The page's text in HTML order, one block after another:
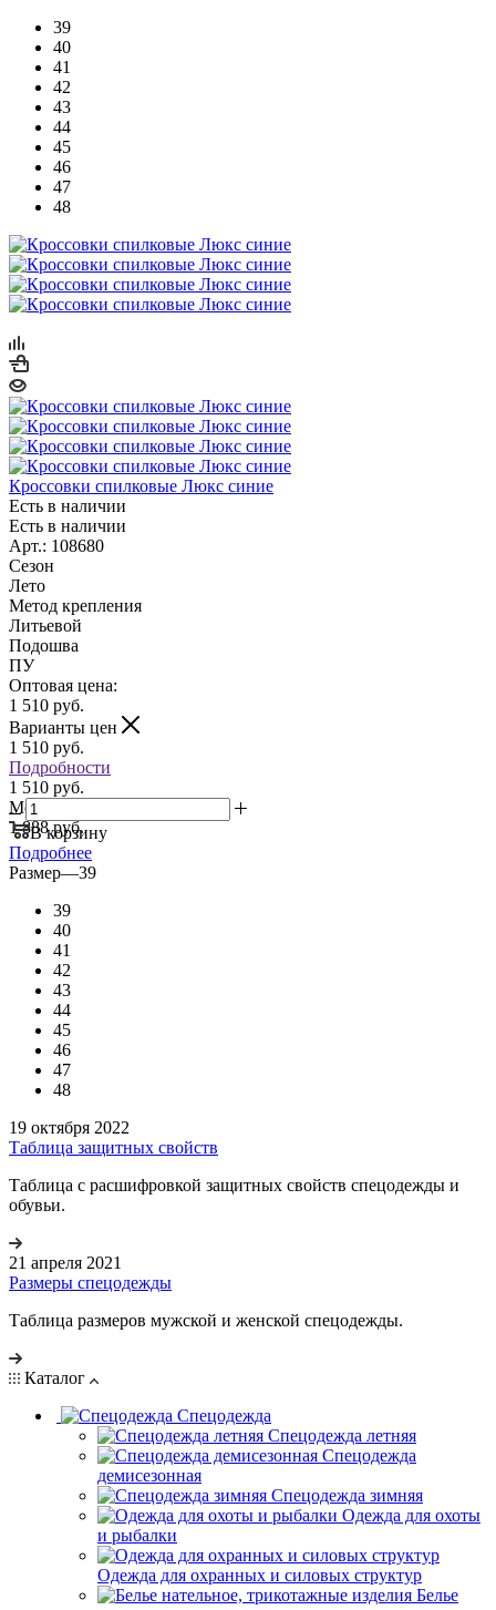
39
40
41
42
43
44
45
46
47
48
Кроссовки спилковые Люкс синие
Есть в наличии
Есть в наличии
Арт.: 108680
Сезон
Лето
Метод крепления
Литьевой
Подошва
ПУ
Оптовая цена:
1 510 руб.
Варианты цен
1 510 руб.
Подробности
1 510 руб.
Мелкий опт:
1 888 руб.
В корзину
Подробнее
Размер—39
39
40
41
42
43
44
45
46
47
48
19 октября 2022
Таблица защитных свойств
Таблица с расшифровкой защитных свойств спецодежды и
обувьи.
21 апреля 2021
Размеры спецодежды
Таблица размеров мужской и женской спецодежды.
Каталог
Спецодежда
Спецодежда летняя
Спецодежда
демисезонная
Спецодежда зимняя
Одежда для охоты
и рыбалки
Одежда для охранных и силовых структур
Белье